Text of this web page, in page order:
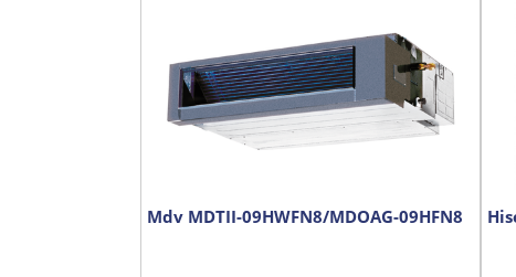
Mdv MDTII-09HWFN8/MDOAG-09HFN8